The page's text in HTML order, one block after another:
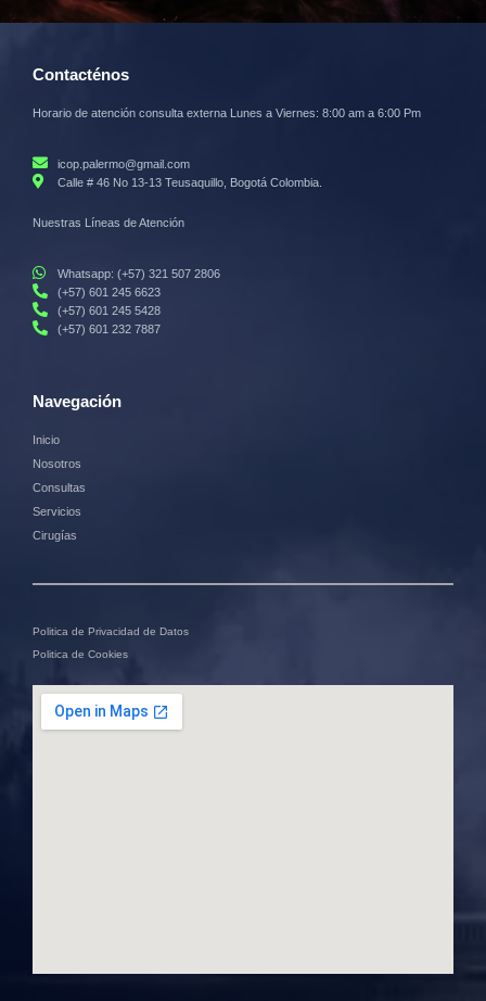
Contacténos
Horario de atención consulta externa Lunes a Viernes: 8:00 am a 6:00 Pm
icop.palermo@gmail.com
Calle # 46 No 13-13 Teusaquillo, Bogotá Colombia.
Nuestras Líneas de Atención
Whatsapp: (+57) 321 507 2806
(+57) 601 245 6623
(+57) 601 245 5428
(+57) 601 232 7887
Navegación
Inicio
Nosotros
Consultas
Servicios
Cirugías
Politica de Privacidad de Datos
Politica de Cookies